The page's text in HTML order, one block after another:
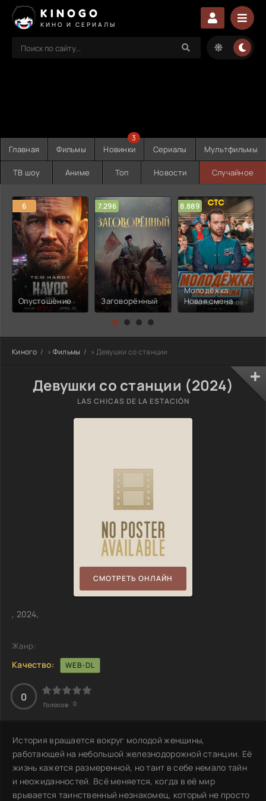
KINOGO
КИНО И СЕРИАЛЫ
Главная Фильмы Новинки
3
Сериалы Мультфильмы
ТВ шоу Аниме Топ Новости Случайное
6
Опустошение
7.296
Заговорённый
8.889
Молодёжка:
Новая смена
Киного » Фильмы » Девушки со станции
Девушки со станции (2024)
LAS CHICAS DE LA ESTACIÓN
СМОТРЕТЬ ОНЛАЙН
, 2024,
Жанр:
Качество: WEB-DL
0
Голосов: 0
История вращается вокруг молодой женщины,
работающей на небольшой железнодорожной станции. Её
жизнь кажется размеренной, но таит в себе немало тайн
и неожиданностей. Всё меняется, когда в её мир
врывается таинственный незнакомец, который не просто